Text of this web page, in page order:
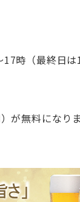
時（最終日は
無料になり